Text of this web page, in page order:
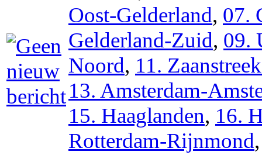
Oost-Gelderland, 07.
Gelderland-Zuid, 09.
Noord, 11.
13. Amsterdam-
15. Haaglanden, 16.
Rotterdam-Rijnmond